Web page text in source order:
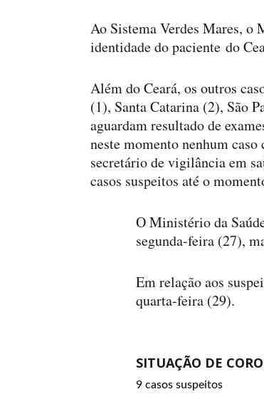
Ao Sistema Verdes Mares, o
identidade do paciente do
Além do Ceará, os outros
(1), Santa Catarina (2), São
aguardam resultado de
neste momento nenhum
secretário de vigilância em
casos suspeitos até o
O Ministério da
segunda-feira (27),
Em relação aos
quarta-feira (29).
SITUAÇÃO DE
9 casos suspeitos